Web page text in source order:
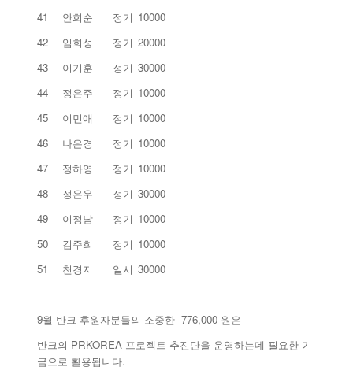
41
안희순 정기 10000
42
임희성 정기 20000
43
이기훈 정기 30000
44
정은주 정기 10000
45
이민애 정기 10000
46
나은경 정기 10000
47
정하영 정기 10000
48
정은우 정기 30000
49
이정남 정기 10000
50
김주희 정기 10000
51
천경지 일시 30000
9월 반크 후원자분들의 소중한 776,000 원은
반크의 PRKOREA 프로젝트 추진단을 운영하는데 필요한 기
금으로 활용됩니다.